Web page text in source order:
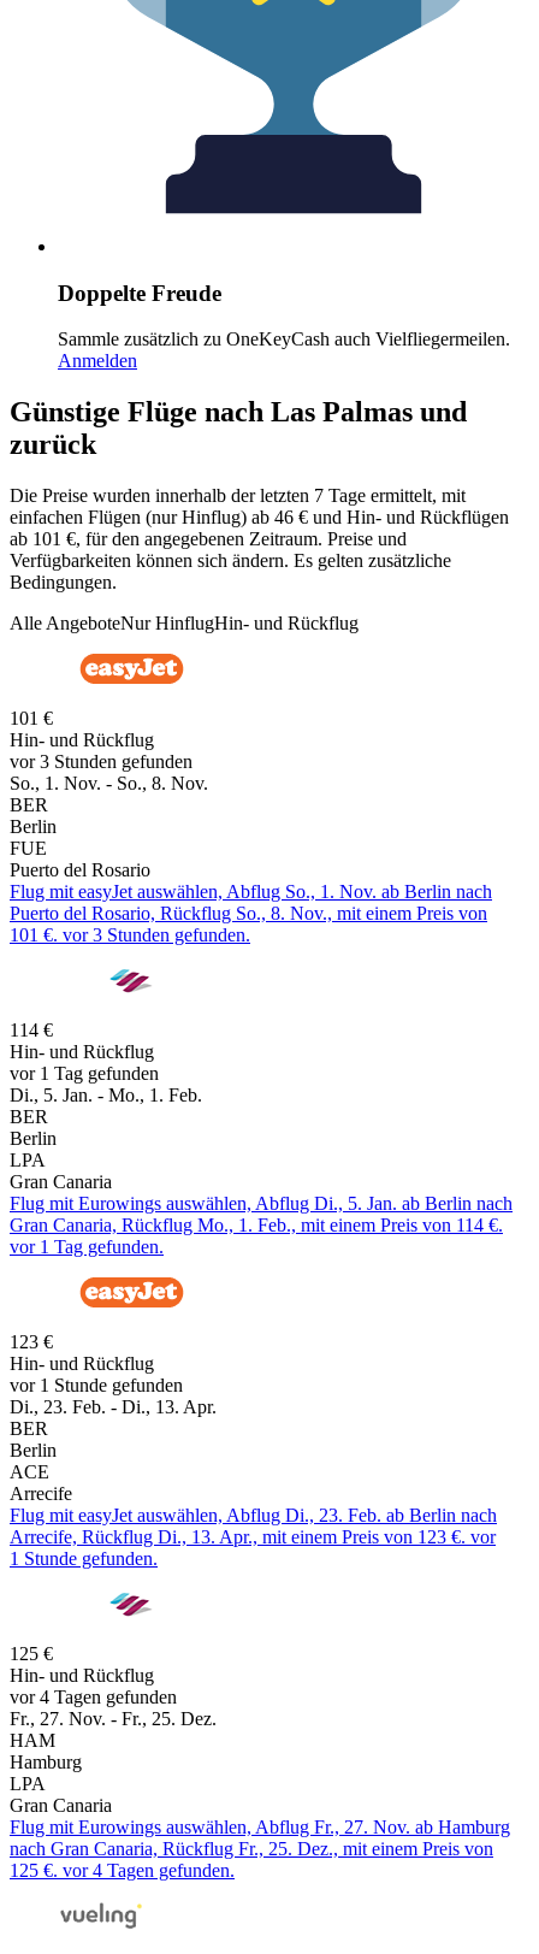
Doppelte Freude
Sammle zusätzlich zu OneKeyCash auch Vielfliegermeilen.
Anmelden
Günstige Flüge nach Las Palmas und
zurück
Die Preise wurden innerhalb der letzten 7 Tage ermittelt, mit
einfachen Flügen (nur Hinflug) ab 46 € und Hin- und Rückflügen
ab 101 €, für den angegebenen Zeitraum. Preise und
Verfügbarkeiten können sich ändern. Es gelten zusätzliche
Bedingungen.
Alle AngeboteNur HinflugHin- und Rückflug
101 €
Hin- und Rückflug
vor 3 Stunden gefunden
So., 1. Nov. - So., 8. Nov.
BER
Berlin
FUE
Puerto del Rosario
Flug mit easyJet auswählen, Abflug So., 1. Nov. ab Berlin nach
Puerto del Rosario, Rückflug So., 8. Nov., mit einem Preis von
101 €. vor 3 Stunden gefunden.
114 €
Hin- und Rückflug
vor 1 Tag gefunden
Di., 5. Jan. - Mo., 1. Feb.
BER
Berlin
LPA
Gran Canaria
Flug mit Eurowings auswählen, Abflug Di., 5. Jan. ab Berlin nach
Gran Canaria, Rückflug Mo., 1. Feb., mit einem Preis von 114 €.
vor 1 Tag gefunden.
123 €
Hin- und Rückflug
vor 1 Stunde gefunden
Di., 23. Feb. - Di., 13. Apr.
BER
Berlin
ACE
Arrecife
Flug mit easyJet auswählen, Abflug Di., 23. Feb. ab Berlin nach
Arrecife, Rückflug Di., 13. Apr., mit einem Preis von 123 €. vor
1 Stunde gefunden.
125 €
Hin- und Rückflug
vor 4 Tagen gefunden
Fr., 27. Nov. - Fr., 25. Dez.
HAM
Hamburg
LPA
Gran Canaria
Flug mit Eurowings auswählen, Abflug Fr., 27. Nov. ab Hamburg
nach Gran Canaria, Rückflug Fr., 25. Dez., mit einem Preis von
125 €. vor 4 Tagen gefunden.